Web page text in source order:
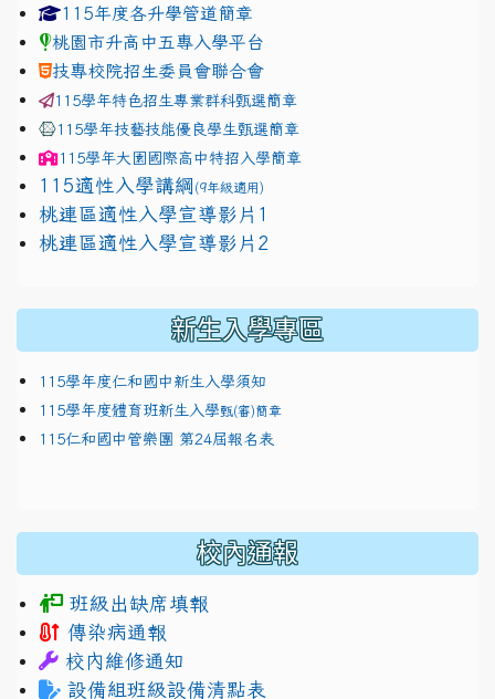
link to https://www.jhjhs.tyc.edu.tw/modules/
115年度各升學管道簡章
桃園市升高中五專入學平台
技專校院招生委員會聯合會
115學年特色招生專業群科甄選簡章
115學年技藝技能優良學生甄選簡章
115學年大園國際高中特招入學簡章
115適性入學講綱 (9年級適用)
link to https://docs.google.com/presentation/d/
桃連區適性入學宣導影片1
link to https://docs.google.com/presentation/d/
桃連區適性入學宣導影片2
新生入學專區
115學年度仁和國中新生入學須知
115學年度體育班新生入學甄(審)簡章
115仁和國中管樂團 第24屆報名表
校內通報
班級出缺席填報
傳染病通報
校內維修通知
設備組班級設備清點表